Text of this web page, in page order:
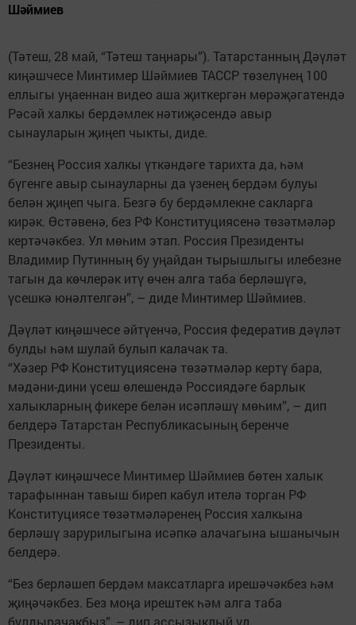
Шәймиев
(Тәтеш, 28 май, “Тәтеш таңнары”). Татарстанның Дәүләт
киңәшчесе Минтимер Шәймиев ТАССР төзелүнең 100
еллыгы уңаеннан видео аша җиткергән мөрәҗәгатендә
Рәсәй халкы бердәмлек нәтиҗәсендә авыр
сынауларын җиңеп чыкты, диде.
“Безнең Россия халкы үткәндәге тарихта да, һәм
бүгенге авыр сынауларны да үзенең бердәм булуы
белән җиңеп чыга. Безгә бу бердәмлекне сакларга
кирәк. Өстәвенә, без РФ Конституциясенә төзәтмәләр
кертәчәкбез. Ул мөһим этап. Россия Президенты
Владимир Путинның бу уңайдан тырышлыгы илебезне
тагын да көчлерәк итү өчен алга таба берләшүгә,
үсешкә юнәлтелгән”, – диде Минтимер Шәймиев.
Дәүләт киңәшчесе әйтүенчә, Россия федератив дәүләт
булды һәм шулай булып калачак та.
“Хәзер РФ Конституциясенә төзәтмәләр кертү бара,
мәдәни-дини үсеш өлешендә Россиядәге барлык
халыкларның фикере белән исәпләшү мөһим”, – дип
белдерә Татарстан Республикасының беренче
Президенты.
Дәүләт киңәшчесе Минтимер Шәймиев бөтен халык
тарафыннан тавыш биреп кабул ителә торган РФ
Конституциясе төзәтмәләренең Россия халкына
берләшү зарурилыгына исәпкә алачагына ышанычын
белдерә.
“Без берләшеп бердәм максатларга ирешәчәкбез һәм
җиңәчәкбез. Без моңа ирештек һәм алга таба